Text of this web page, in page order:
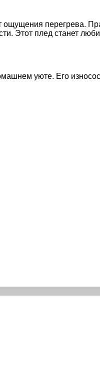
ощущения перегрева.
Этот плед станет
уюте. Его